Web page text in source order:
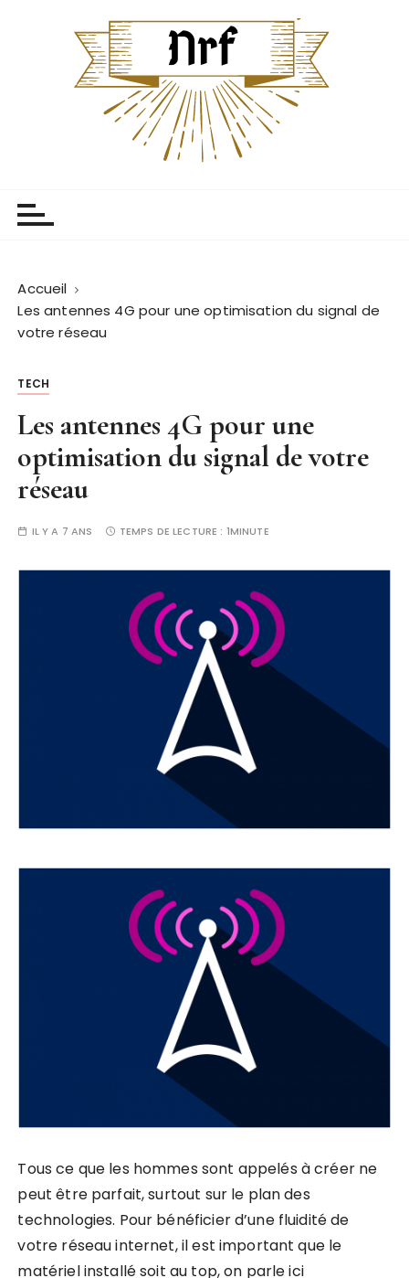
Accueil
Les antennes 4G pour une optimisation du signal de
votre réseau
TECH
Les antennes 4G pour une
optimisation du signal de votre
réseau
IL Y A 7 ANS TEMPS DE LECTURE : 1MINUTE
Tous ce que les hommes sont appelés à créer ne
peut être parfait, surtout sur le plan des
technologies. Pour bénéficier d’une fluidité de
votre réseau internet, il est important que le
matériel installé soit au top, on parle ici